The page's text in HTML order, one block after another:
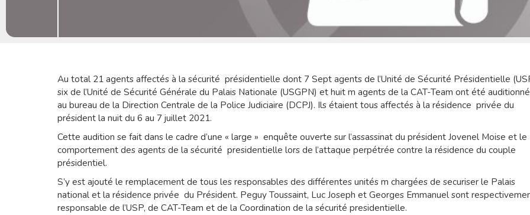
Au total 21 agents affectés à la sécurité présidentielle dont 7 Sept agents de l’Unité de Sécurité Présidentielle
six de l’Unité de Sécurité Générale du Palais Nationale (USGPN) et huit m agents de la CAT-Team ont été
au bureau de la Direction Centrale de la Police Judiciaire (DCPJ). Ils étaient tous affectés à la résidence privée du
président la nuit du 6 au 7 juillet 2021.
Cette audition se fait dans le cadre d’une « large » enquête ouverte sur l’assassinat du président Jovenel Moise et le
comportement des agents de la sécurité presidentielle lors de l’attaque perpétrée contre la résidence du couple
présidentiel.
S’y est ajouté le remplacement de tous les responsables des différentes unités m chargées de securiser le Palais
national et la résidence privée du Président. Peguy Toussaint, Luc Joseph et Georges Emmanuel sont
responsable de l’USP, de CAT-Team et de la Coordination de la sécurité presidentielle.